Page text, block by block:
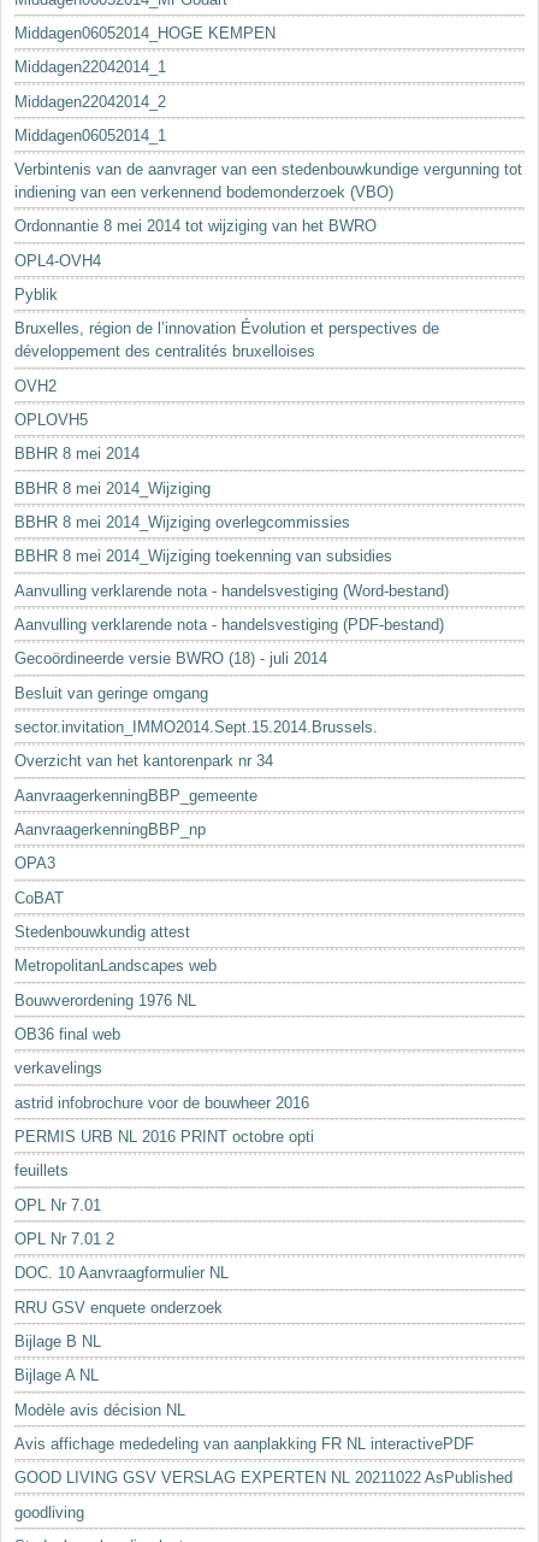
Middagen06052014_HOGE KEMPEN
Middagen22042014_1
Middagen22042014_2
Middagen06052014_1
Verbintenis van de aanvrager van een stedenbouwkundige vergunning tot
indiening van een verkennend bodemonderzoek (VBO)
Ordonnantie 8 mei 2014 tot wijziging van het BWRO
OPL4-OVH4
Pyblik
Bruxelles, région de l’innovation Évolution et perspectives de
développement des centralités bruxelloises
OVH2
OPLOVH5
BBHR 8 mei 2014
BBHR 8 mei 2014_Wijziging
BBHR 8 mei 2014_Wijziging overlegcommissies
BBHR 8 mei 2014_Wijziging toekenning van subsidies
Aanvulling verklarende nota - handelsvestiging (Word-bestand)
Aanvulling verklarende nota - handelsvestiging (PDF-bestand)
Gecoördineerde versie BWRO (18) - juli 2014
Besluit van geringe omgang
sector.invitation_IMMO2014.Sept.15.2014.Brussels.
Overzicht van het kantorenpark nr 34
AanvraagerkenningBBP_gemeente
AanvraagerkenningBBP_np
OPA3
CoBAT
Stedenbouwkundig attest
MetropolitanLandscapes web
Bouwverordening 1976 NL
OB36 final web
verkavelings
astrid infobrochure voor de bouwheer 2016
PERMIS URB NL 2016 PRINT octobre opti
feuillets
OPL Nr 7.01
OPL Nr 7.01 2
DOC. 10 Aanvraagformulier NL
RRU GSV enquete onderzoek
Bijlage B NL
Bijlage A NL
Modèle avis décision NL
Avis affichage mededeling van aanplakking FR NL interactivePDF
GOOD LIVING GSV VERSLAG EXPERTEN NL 20211022 AsPublished
goodliving